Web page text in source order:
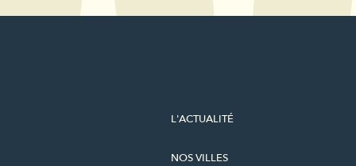
L'ACTUALITÉ
NOS VILLES